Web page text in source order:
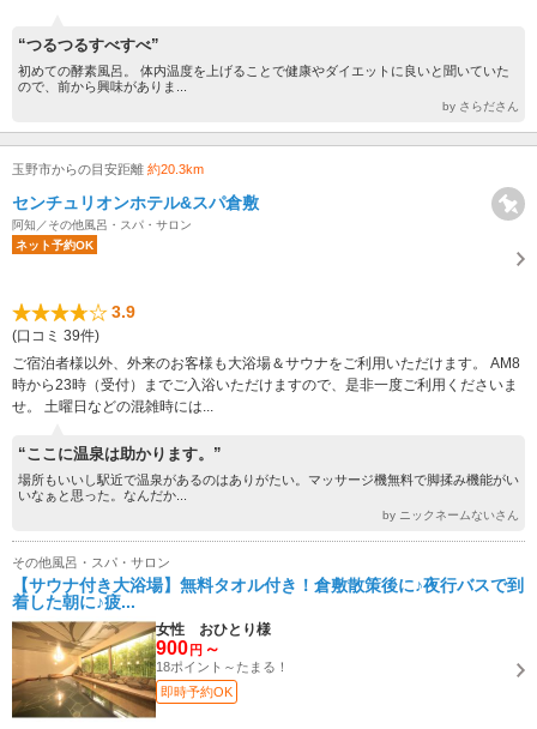
“つるつるすべすべ”
初めての酵素風呂。 体内温度を上げることで健康やダイエットに良いと聞いていた
ので、前から興味がありま...
by さらださん
玉野市からの目安距離 約20.3km
センチュリオンホテル&スパ倉敷
阿知／その他風呂・スパ・サロン
ネット予約OK
3.9
(口コミ 39件)
ご宿泊者様以外、外来のお客様も大浴場＆サウナをご利用いただけます。 AM8
時から23時（受付）までご入浴いただけますので、是非一度ご利用くださいま
せ。 土曜日などの混雑時には...
“ここに温泉は助かります。”
場所もいいし駅近で温泉があるのはありがたい。マッサージ機無料で脚揉み機能がい
いなぁと思った。なんだか...
by ニックネームないさん
その他風呂・スパ・サロン
【サウナ付き大浴場】無料タオル付き！倉敷散策後に♪夜行バスで到
着した朝に♪疲...
女性 おひとり様
900 円 ～
18ポイント～たまる！
即時予約OK